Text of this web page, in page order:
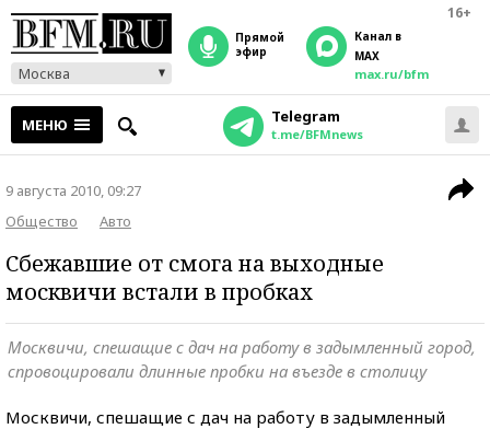
16+
Москва
прямой
эфир
Канал в
MAX
max.ru/bfm
МЕНЮ Telegram
t.me/BFMnews
9 августа 2010, 09:27
Общество
Авто
Сбежавшие от смога на выходные
москвичи встали в пробках
Москвичи, спешащие с дач на работу в задымленный город,
спровоцировали длинные пробки на въезде в столицу
Москвичи, спешащие с дач на работу в задымленный